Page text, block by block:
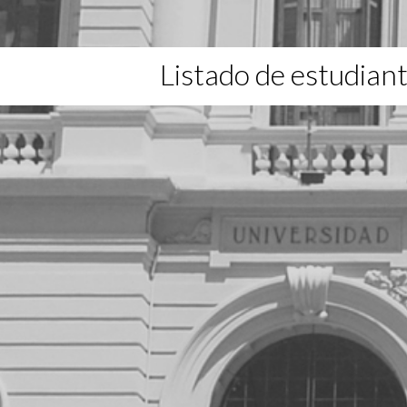
Listado de